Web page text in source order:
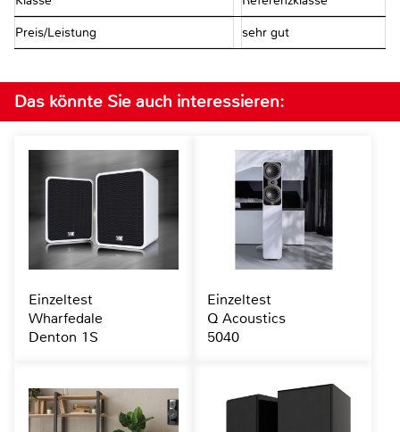
Preis/Leistung sehr gut
Das könnte Sie auch interessieren:
Einzeltest
Wharfedale
Denton 1S
Einzeltest
Q Acoustics
5040